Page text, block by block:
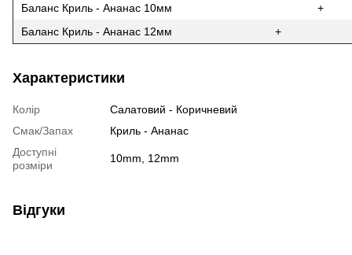
Баланс Криль - Ананас 10мм
+
Баланс Криль - Ананас 12мм
+
Характеристики
Колір
Салатовий - Коричневий
Смак/Запах
Криль - Ананас
Доступні
розміри
10mm, 12mm
Відгуки